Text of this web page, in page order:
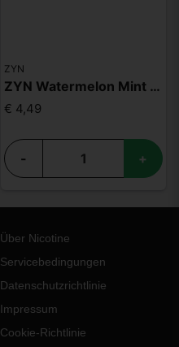
ZYN
ZYN Watermelon Mint Slim S2
€ 4,49
- +
Über Nicotine
Servicebedingungen
Datenschutzrichtlinie
Impressum
Cookie-Richtlinie